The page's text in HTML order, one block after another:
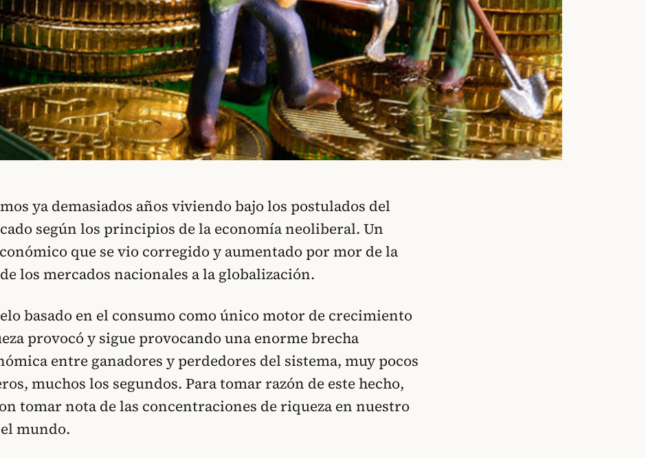
ya demasiados años viviendo bajo los postulados del
según los principios de la economía neoliberal. Un
que se vio corregido y aumentado por mor de la
los mercados nacionales a la globalización.
basado en el consumo como único motor de crecimiento
provocó y sigue provocando una enorme brecha
entre ganadores y perdedores del sistema, muy pocos
muchos los segundos. Para tomar razón de este hecho,
tomar nota de las concentraciones de riqueza en nuestro
mundo.